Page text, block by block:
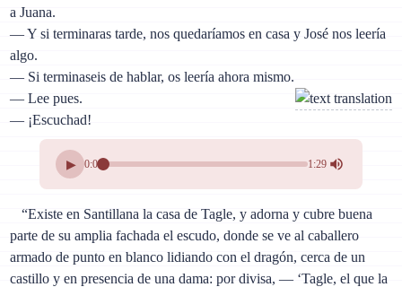
a Juana.
— Y si terminaras tarde, nos quedaríamos en casa y José nos leería
algo.
— Si terminaseis de hablar, os leería ahora mismo.
— Lee pues.
— ¡Escuchad!
▶ 0:00 1:29
“Existe en Santillana la casa de Tagle, y adorna y cubre buena
parte de su amplia fachada el escudo, donde se ve al caballero
armado de punto en blanco lidiando con el dragón, cerca de un
castillo y en presencia de una dama: por divisa, — ‘Tagle, el que la